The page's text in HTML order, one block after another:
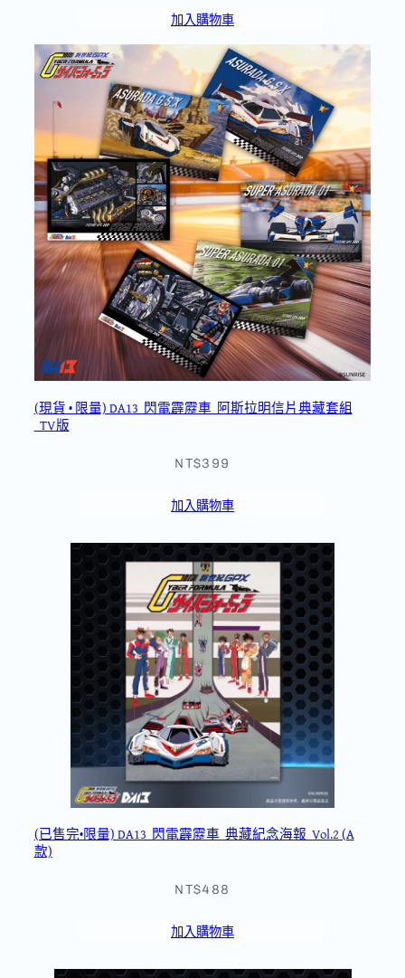
加入購物車
(現貨 • 限量) DA13_閃電霹靂車_阿斯拉明信片典藏套組
_TV版
NT$399
加入購物車
(已售完•限量) DA13_閃電霹靂車_典藏紀念海報_Vol.2 (A
款)
NT$488
加入購物車